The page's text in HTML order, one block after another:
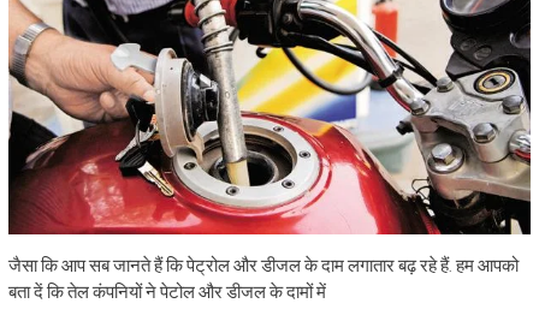
जैसा कि आप सब जानते हैं कि पेट्रोल और डीजल के दाम लगातार बढ़ रहे हैं. हम आपको
बता दें कि तेल कंपनियों ने पेटोल और डीजल के दामों में